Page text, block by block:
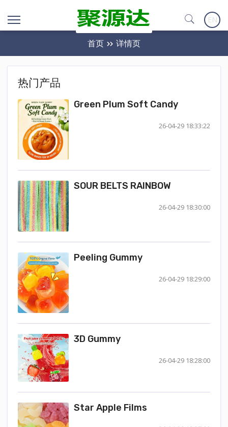
EN
首页 详情页
热门产品
Green Plum Soft Candy
26-04-29 18:33:22
SOUR BELTS RAINBOW
26-04-29 18:30:00
Peeling Gummy
26-04-29 18:29:00
3D Gummy
26-04-29 18:28:00
Star Apple Films